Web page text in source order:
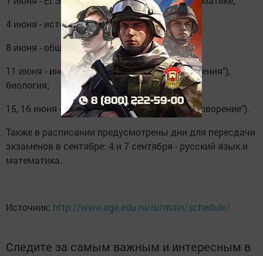
4 июня - история, физика;
8 июня - обществознание, химия;
11 июня - иностранные языки (кроме "Говорения"),
биология;
15, 16 июня - иностранные языки (Раздел "Говорение").
Также в расписании предусмотрены дни для пересдачи
экзаменов в сентябре: 4 и 7 сентября - русский язык и
математика.
Источник: http://www.ege.edu.ru/ru/main/schedule/
Следите за самым важным и интересным в